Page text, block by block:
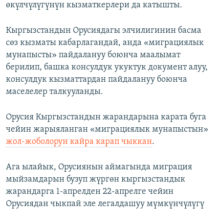
өкүлчүлүгүнүн кызматкерлери да катышты.
Кыргызстандын Орусиядагы элчилигинин басма
сөз кызматы кабарлагандай, анда «миграциялык
мунапысты» пайдалануу боюнча маалымат
берилип, башка консулдук укуктук документ алуу,
консулдук кызматтардан пайдалануу боюнча
маселелер талкууланды.
Орусия Кыргызстандын жарандарына карата буга
чейин жарыяланган «миграциялык мунапыстын»
жол-жоболорун кайра карап чыккан.
Ага ылайык, Орусиянын аймагында миграция
мыйзамдарын бузуп жүргөн кыргызстандык
жарандарга 1-апрелден 22-апрелге чейин
Орусиядан чыкпай эле легалдашуу мүмкүнчүлүгү